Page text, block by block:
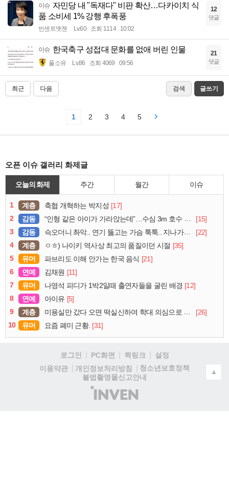
이슈 자민당 내 "독재다" 비판 확산…다카이치 식
품 소비세 1% 강행 후폭풍
빈센트멧젠 Lv.60 조회 1114 10:02
12
댓글
이슈 한국축구 성접대 문화를 없애 버린 인물
풀소유 Lv.86 조회 4069 09:56
21
댓글
최근 다음 검색 글쓰기
1 2 3 4 5
오픈 이슈 갤러리 화제글
오늘의 화제 주간 월간 이슈
1 계층 축협 개혁하는 박지성 [17]
2
감동 “인형 같은 아이가 가라앉는데”…수심 3m 호수 뛰어든 60대 의인
[15]
3
감동 슥오더니 촤악.. 연기 뚫고는 가슴 툭툭.. 지나가던 아재의 정체
[22]
4
계층 ㅇㅎ) 나이키 역사상 최고의 품질이던 시절 [35]
5
유머 파브리도 이해 안가는 한국 음식 [21]
6
연예 김채원 [11]
7
유머 나영석 피디가 1박2일때 출연자들을 굴린 배경 [12]
8
연예 아이유 [5]
9
계층 미용실만 갔다 오면 떡실신하여 학대 의심으로 cctv 돌려보니
[26]
10
유머 요즘 폐미 근황. [31]
로그인 PC화면 퀵링크
설정
이용약관
개인정보처리방침
청소년보호정책
불법촬영물신고안내
(주)
인
▲